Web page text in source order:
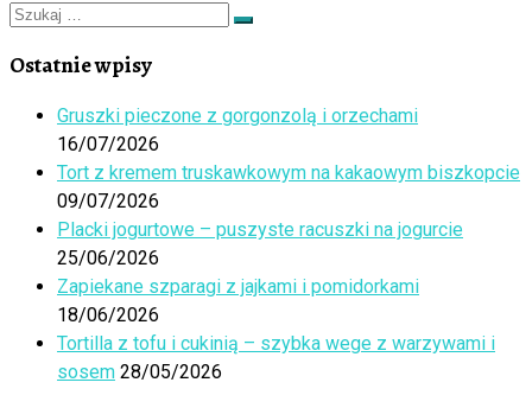
Szukaj
Szukaj
Ostatnie wpisy
Gruszki pieczone z gorgonzolą i orzechami
16/07/2026
Tort z kremem truskawkowym na kakaowym biszkopcie
09/07/2026
Placki jogurtowe – puszyste racuszki na jogurcie
25/06/2026
Zapiekane szparagi z jajkami i pomidorkami
18/06/2026
Tortilla z tofu i cukinią – szybka wege z warzywami i
sosem 28/05/2026